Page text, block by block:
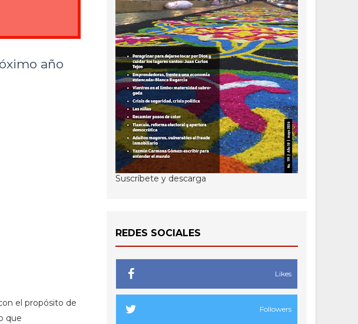
año
el propósito de
que
Suscríbete y descarga
REDES SOCIALES
Likes
Followers